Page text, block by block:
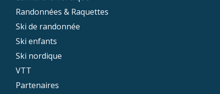
Randonnées & Raquettes
Ski de randonnée
Ski enfants
Ski nordique
VTT
Partenaires